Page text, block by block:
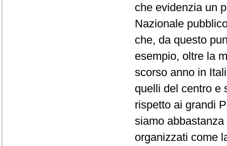
che evidenzia un
Nazionale
che, da questo
esempio, oltre la
scorso anno in
quelli del centro e
rispetto ai grandi
siamo
organizzati come